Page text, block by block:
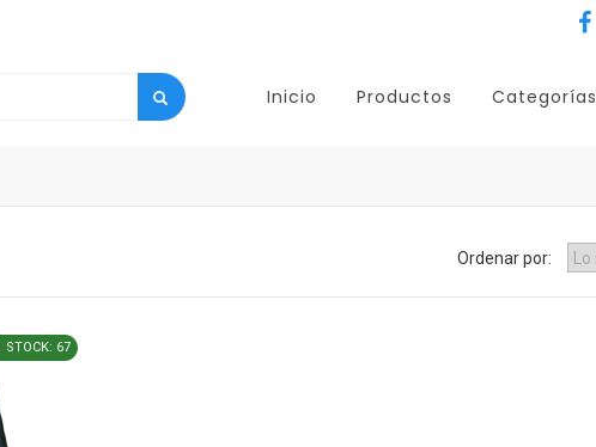
Inicio Productos Categorías
Ordenar por:
STOCK: 67